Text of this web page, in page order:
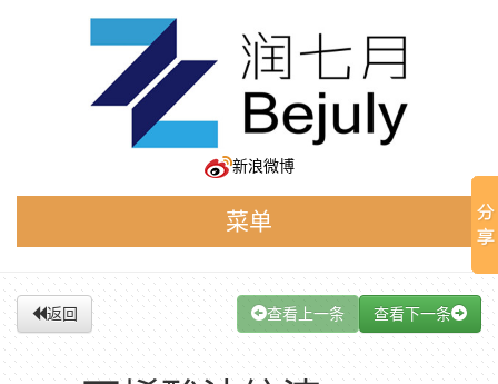
新浪微博
菜单
返回 查看下一条
查看上一条